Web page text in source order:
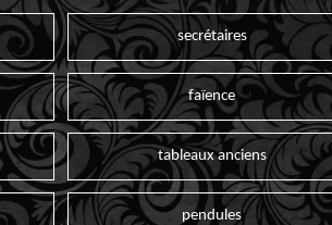
secrétaires
faïence
tableaux anciens
pendules